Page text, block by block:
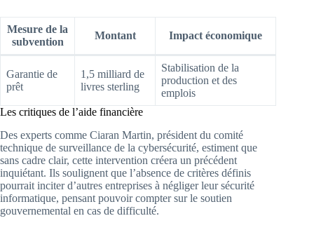
Mesure de la
subvention
Montant Impact économique
Garantie de
prêt
1,5 milliard de
livres sterling
Stabilisation de la
production et des
emplois
Les critiques de l’aide financière
Des experts comme Ciaran Martin, président du comité
technique de surveillance de la cybersécurité, estiment que
sans cadre clair, cette intervention créera un précédent
inquiétant. Ils soulignent que l’absence de critères définis
pourrait inciter d’autres entreprises à négliger leur sécurité
informatique, pensant pouvoir compter sur le soutien
gouvernemental en cas de difficulté.